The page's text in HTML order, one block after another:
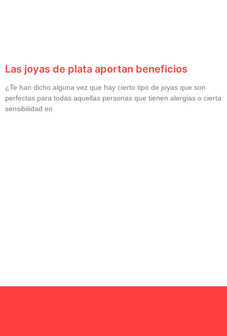
Las joyas de plata aportan beneficios
¿Te han dicho alguna vez que hay cierto tipo de joyas que son
perfectas para todas aquellas personas que tienen alergias o cierta
sensibilidad en